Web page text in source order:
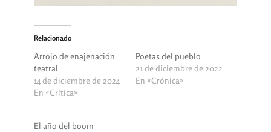
Relacionado
Arrojo de enajenación
teatral
14 de diciembre de 2024
En «Crítica»
Poetas del pueblo
21 de diciembre de 2022
En «Crónica»
El año del boom